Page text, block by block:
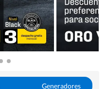
Generadores